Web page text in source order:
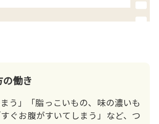
働き
まう」「脂っこいもの、味の濃いも
ぐお腹がすいてしまう」など、つ